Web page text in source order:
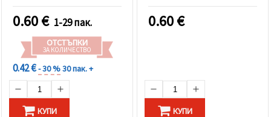
0.60€ 1-29 пак.
ОТСТЪПКИ
ЗА КОЛИЧЕСТВО
0.42 €- 30 %30 пак. +
КУПИ
0.60€
КУПИ